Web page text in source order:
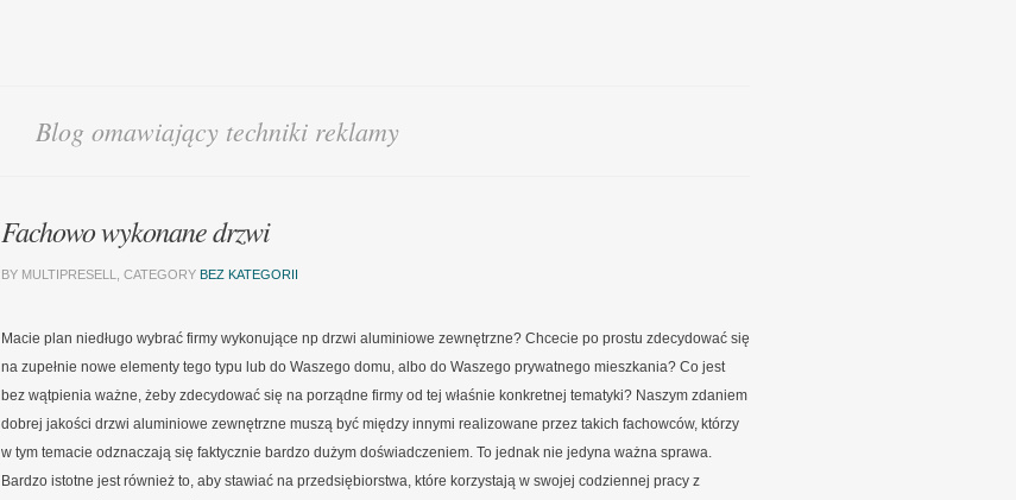
Blog omawiający techniki reklamy
Fachowo wykonane drzwi
BY MULTIPRESELL, CATEGORY BEZ KATEGORII
Macie plan niedługo wybrać firmy wykonujące np drzwi aluminiowe zewnętrzne? Chcecie po prostu zdecydować się
na zupełnie nowe elementy tego typu lub do Waszego domu, albo do Waszego prywatnego mieszkania? Co jest
bez wątpienia ważne, żeby zdecydować się na porządne firmy od tej właśnie konkretnej tematyki? Naszym zdaniem
dobrej jakości drzwi aluminiowe zewnętrzne muszą być między innymi realizowane przez takich fachowców, którzy
w tym temacie odznaczają się faktycznie bardzo dużym doświadczeniem. To jednak nie jedyna ważna sprawa.
Bardzo istotne jest również to, aby stawiać na przedsiębiorstwa, które korzystają w swojej codziennej pracy z